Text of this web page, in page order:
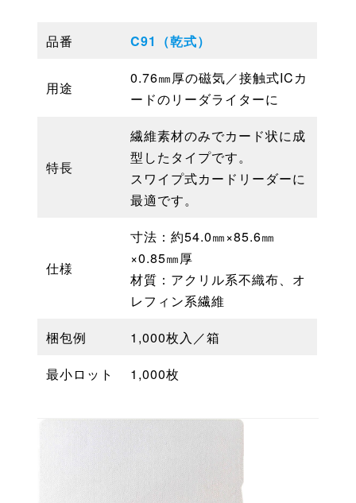
品番 C91（乾式）
用途
0.76㎜厚の磁気／接触式ICカ
ードのリーダライターに
特長
繊維素材のみでカード状に成
型したタイプです。
スワイプ式カードリーダーに
最適です。
仕様
寸法：約54.0㎜×85.6㎜
×0.85㎜厚
材質：アクリル系不織布、オ
レフィン系繊維
梱包例
1,000枚入／箱
最小ロット
1,000枚